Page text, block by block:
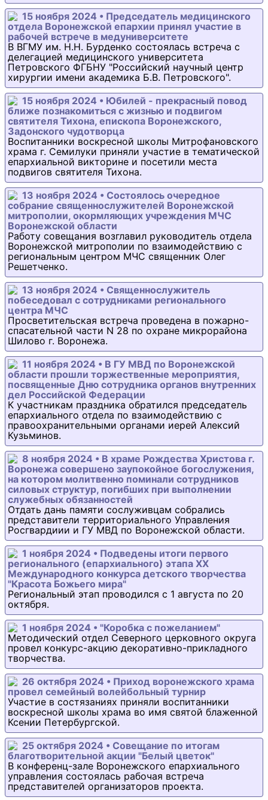
15 ноября 2024 • Председатель медицинского
отдела Воронежской епархии принял участие в
рабочей встрече в медуниверситете
В ВГМУ им. Н.Н. Бурденко состоялась встреча с
делегацией медицинского университета
Петровского ФГБНУ "Российский научный центр
хирургии имени академика Б.В. Петровского".
15 ноября 2024 • Юбилей - прекрасный повод
ближе познакомиться с жизнью и подвигом
святителя Тихона, епископа Воронежского,
Задонского чудотворца
Воспитанники воскресной школы Митрофановского
храма г. Семилуки приняли участие в тематической
епархиальной викторине и посетили места
подвигов святителя Тихона.
13 ноября 2024 • Состоялось очередное
собрание священнослужителей Воронежской
митрополии, окормляющих учреждения МЧС
Воронежской области
Работу совещания возглавил руководитель отдела
Воронежской митрополии по взаимодействию с
региональным центром МЧС священник Олег
Решетченко.
13 ноября 2024 • Священнослужитель
побеседовал с сотрудниками регионального
центра МЧС
Просветительская встреча проведена в пожарно-
спасательной части N 28 по охране микрорайона
Шилово г. Воронежа.
11 ноября 2024 • В ГУ МВД по Воронежской
области прошли торжественные мероприятия,
посвященные Дню сотрудника органов внутренних
дел Российской Федерации
К участникам праздника обратился председатель
епархиального отдела по взаимодействию с
правоохранительными органами иерей Алексий
Кузьминов.
8 ноября 2024 • В храме Рождества Христова г.
Воронежа совершено заупокойное богослужения,
на котором молитвенно поминали сотрудников
силовых структур, погибших при выполнении
служебных обязанностей
Отдать дань памяти сослуживцам собрались
представители территориального Управления
Росгвардиии и ГУ МВД по Воронежской области.
1 ноября 2024 • Подведены итоги первого
регионального (епархиального) этапа XX
Международного конкурса детского творчества
"Красота Божьего мира"
Региональный этап проводился с 1 августа по 20
октября.
1 ноября 2024 • "Коробка с пожеланием"
Методический отдел Северного церковного округа
провел конкурс-акцию декоративно-прикладного
творчества.
26 октября 2024 • Приход воронежского храма
провел семейный волейбольный турнир
Участие в состязаниях приняли воспитанники
воскресной школы храма во имя святой блаженной
Ксении Петербургской.
25 октября 2024 • Совещание по итогам
благотворительной акции "Белый цветок"
В конференц-зале Воронежского епархиального
управления состоялась рабочая встреча
представителей организаторов проекта.